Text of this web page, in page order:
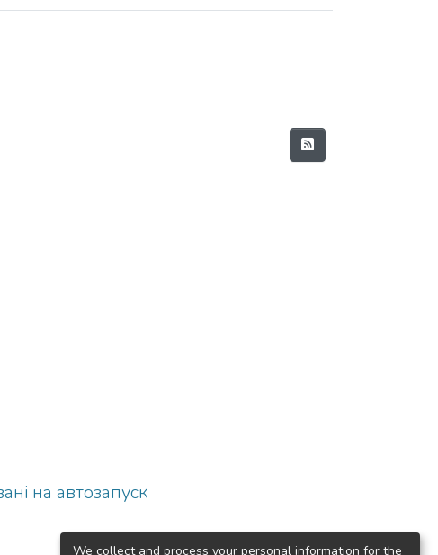
на автозапуск
We collect and process your personal information for the